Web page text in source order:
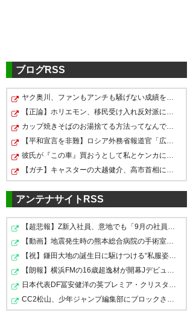
てます
— りょう (Sekaiwoyurase)
2024, 7月 1
ソルバッケン行かないでえええ
もっと見たかった
— Ai (_itsmeeeee_17)2024, 7
月 1
ソルバッケン、今日の試合でも
規格外のプレーとクオリティだ
ソルバッケンもショルツも浦和
を愛してるのにな…本人の意志
じゃないところがいろいろある
のは残酷
— mariko (mmyya83)2024, 7
月 1
ソルバッケンめちゃくちゃ上手
いって思ってるので帰還希望
— すぱいす (gamamared)
これで何かいろいろどうかして
ソルバッケンが帰ってきたら「6
巻で未来に帰って7巻で帰ってき
たドラえもんかよ」ってなるよ
な。帰ってきてくれ〜。
— ズビズビ前田 (zubizupi)
2024, 7月 1
ソルバッケン、最初はなんか無
愛想な人だなぁ。不本意な移籍
ブログRSS
アンテナサイトRSS